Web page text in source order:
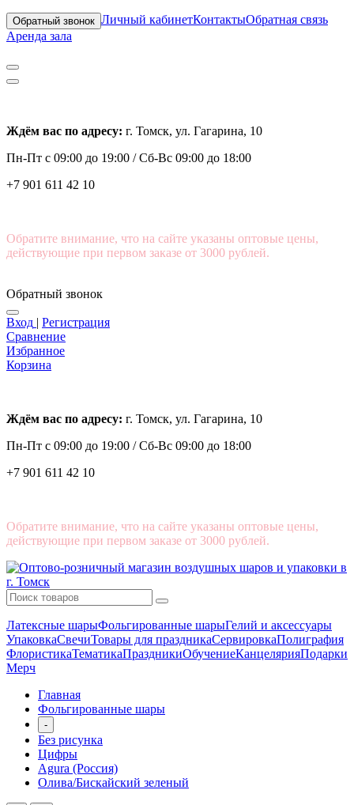
Обратный звонок Личный кабинетКонтактыОбратная связь
Аренда зала
Ждём вас по адресу: г. Томск, ул. Гагарина, 10
Пн-Пт с 09:00 до 19:00 /Сб-Вс 09:00 до 18:00
+7 901 611 42 10
Обратите внимание, что на сайте указаны оптовые цены,
действующие при первом заказе от 3000 рублей.
Обратный звонок
Вход | Регистрация
Сравнение
Избранное
Корзина
Ждём вас по адресу: г. Томск, ул. Гагарина, 10
Пн-Пт с 09:00 до 19:00 /Сб-Вс 09:00 до 18:00
+7 901 611 42 10
Обратите внимание, что на сайте указаны оптовые цены,
действующие при первом заказе от 3000 рублей.
Латексные шарыФольгированные шарыГелий и аксессуары
УпаковкаСвечиТовары для праздникаСервировкаПолиграфия
ФлористикаТематикаПраздникиОбучениеКанцелярияПодарки
Мерч
Главная
Фольгированные шары
-
Без рисунка
Цифры
Agura (Россия)
Олива/Бискайский зеленый